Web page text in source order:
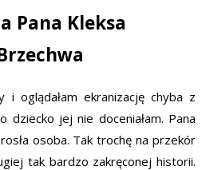
Pana Kleksa
i oglądałam ekranizację chyba z
dziecko jej nie doceniałam. Pana
osoba. Tak trochę na przekór
tak bardzo zakręconej historii.